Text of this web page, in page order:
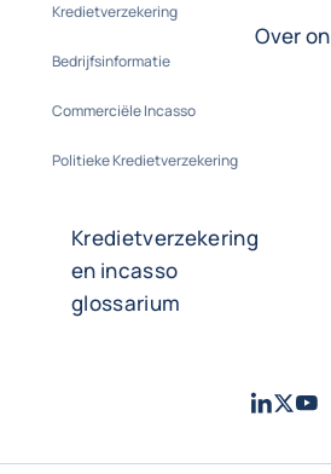
Kredietverzekering
Bedrijfsinformatie
Commerciële Incasso
Politieke Kredietverzekering
Over
Kredietverzekering
en incasso
glossarium
LinkedIn
Twitter